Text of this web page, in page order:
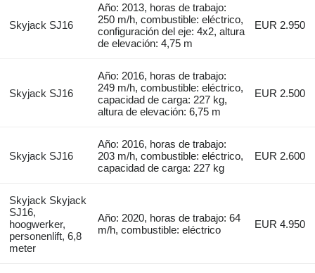
Skyjack SJ16
Año: 2013, horas de trabajo:
250 m/h, combustible: eléctrico,
configuración del eje: 4x2, altura
de elevación: 4,75 m
EUR 2.950
Skyjack SJ16
Año: 2016, horas de trabajo:
249 m/h, combustible: eléctrico,
capacidad de carga: 227 kg,
altura de elevación: 6,75 m
EUR 2.500
Skyjack SJ16
Año: 2016, horas de trabajo:
203 m/h, combustible: eléctrico,
capacidad de carga: 227 kg
EUR 2.600
Skyjack Skyjack
SJ16,
hoogwerker,
personenlift, 6,8
meter
Año: 2020, horas de trabajo: 64
m/h, combustible: eléctrico
EUR 4.950